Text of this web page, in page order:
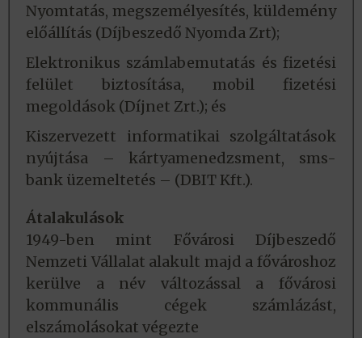
Nyomtatás, megszemélyesítés, küldemény
előállítás (Díjbeszedő Nyomda Zrt);
Elektronikus számlabemutatás és fizetési
felület biztosítása, mobil fizetési
megoldások (Díjnet Zrt.); és
Kiszervezett informatikai szolgáltatások
nyújtása – kártyamenedzsment, sms-
bank üzemeltetés – (DBIT Kft.).
Átalakulások
1949-ben mint Fővárosi Díjbeszedő
Nemzeti Vállalat alakult majd a fővároshoz
kerülve a név változással a fővárosi
kommunális cégek számlázást,
elszámolásokat végezte